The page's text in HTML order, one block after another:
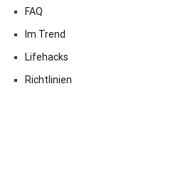
FAQ
Im Trend
Lifehacks
Richtlinien